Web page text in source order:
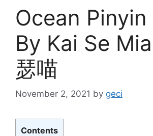
Ocean
By Kai Se
瑟喵
November 2, 2021 by geci
Contents